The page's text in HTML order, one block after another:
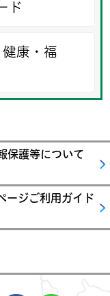
ド
康・福
保護等について
ージご利用ガイド